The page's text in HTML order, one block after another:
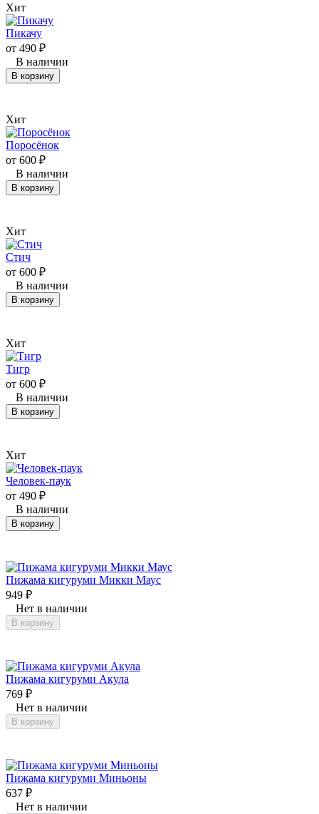
Хит
Пикачу
от 490 ₽
В наличии
В корзину
Хит
Поросёнок
от 600 ₽
В наличии
В корзину
Хит
Стич
от 600 ₽
В наличии
В корзину
Хит
Тигр
от 600 ₽
В наличии
В корзину
Хит
Человек-паук
от 490 ₽
В наличии
В корзину
Пижама кигуруми Микки Маус
949 ₽
Нет в наличии
В корзину
Пижама кигуруми Акула
769 ₽
Нет в наличии
В корзину
Пижама кигуруми Миньоны
637 ₽
Нет в наличии